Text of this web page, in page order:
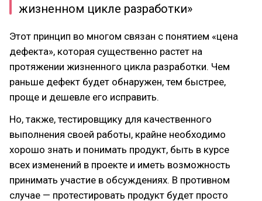
жизненном цикле разработки»
Этот принцип во многом связан с понятием «цена
дефекта», которая существенно растет на
протяжении жизненного цикла разработки. Чем
раньше дефект будет обнаружен, тем быстрее,
проще и дешевле его исправить.
Но, также, тестировщику для качественного
выполнения своей работы, крайне необходимо
хорошо знать и понимать продукт, быть в курсе
всех изменений в проекте и иметь возможность
принимать участие в обсуждениях. В противном
случае — протестировать продукт будет просто